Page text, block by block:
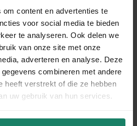
om content en advertenties te
voor social media te bieden
te analyseren. Ook delen we
van onze site met onze
adverteren en analyse. Deze
combineren met andere
heeft verstrekt of die ze hebben
uw gebruik van hun services.